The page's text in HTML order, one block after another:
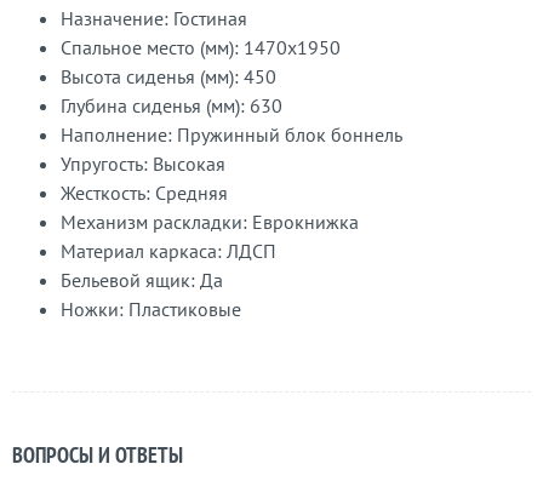
Назначение: Гостиная
Спальное место (мм): 1470x1950
Высота сиденья (мм): 450
Глубина сиденья (мм): 630
Наполнение: Пружинный блок боннель
Упругость: Высокая
Жесткость: Средняя
Механизм раскладки: Еврокнижка
Материал каркаса: ЛДСП
Бельевой ящик: Да
Ножки: Пластиковые
ВОПРОСЫ И ОТВЕТЫ